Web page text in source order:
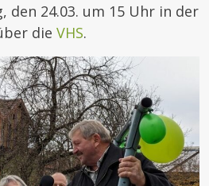
den 24.03. um 15 Uhr in der
die VHS.